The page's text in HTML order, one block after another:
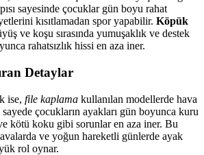
sayesinde çocuklar gün boyu rahat
kısıtlamadan spor yapabilir. Köpük
ve koşu sırasında yumuşaklık ve destek
rahatsızlık hissi en aza iner.
Detaylar
ise, file kaplama kullanılan modellerde hava
sayede çocukların ayakları gün boyunca kuru
kötü koku gibi sorunlar en aza iner. Bu
ve yoğun hareketli günlerde ayak
rol oynar.